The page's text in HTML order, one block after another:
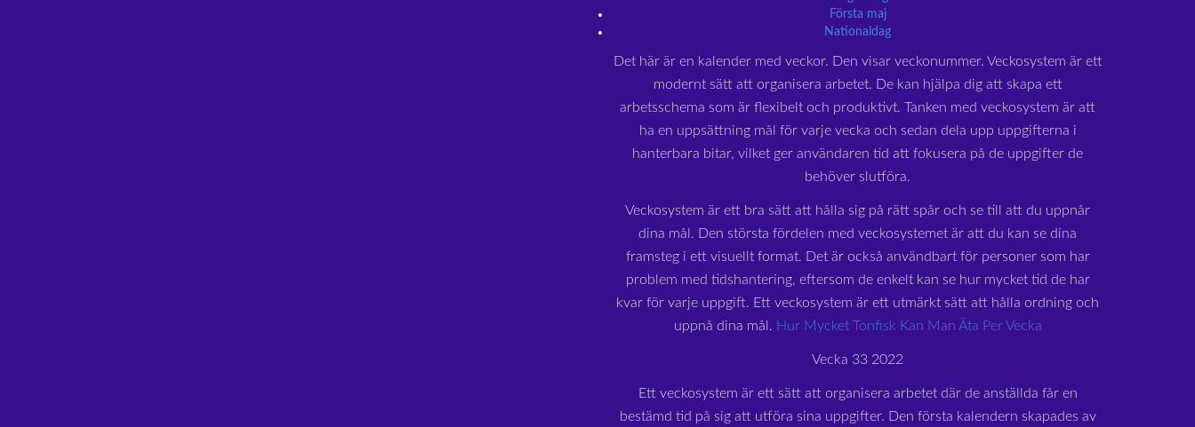
Första maj
Nationaldag
Det här är en kalender med veckor. Den visar veckonummer. Veckosystem är ett
modernt sätt att organisera arbetet. De kan hjälpa dig att skapa ett
arbetsschema som är flexibelt och produktivt. Tanken med veckosystem är att
ha en uppsättning mål för varje vecka och sedan dela upp uppgifterna i
hanterbara bitar, vilket ger användaren tid att fokusera på de uppgifter de
behöver slutföra.
Veckosystem är ett bra sätt att hålla sig på rätt spår och se till att du uppnår
dina mål. Den största fördelen med veckosystemet är att du kan se dina
framsteg i ett visuellt format. Det är också användbart för personer som har
problem med tidshantering, eftersom de enkelt kan se hur mycket tid de har
kvar för varje uppgift. Ett veckosystem är ett utmärkt sätt att hålla ordning och
uppnå dina mål. Hur Mycket Tonfisk Kan Man Äta Per Vecka
Vecka 33 2022
Ett veckosystem är ett sätt att organisera arbetet där de anställda får en
bestämd tid på sig att utföra sina uppgifter. Den första kalendern skapades av